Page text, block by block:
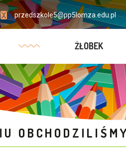
przedszkole5@pp5lomza.edu.pl
ŻŁOBEK